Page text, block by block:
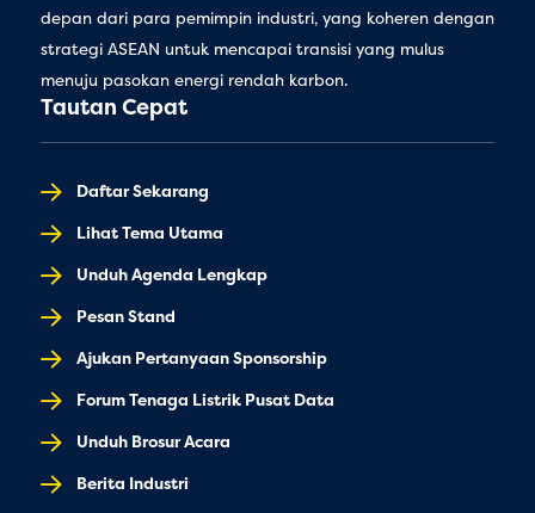
depan dari para pemimpin industri, yang koheren dengan
strategi ASEAN untuk mencapai transisi yang mulus
menuju pasokan energi rendah karbon.
Tautan Cepat
Daftar Sekarang
Lihat Tema Utama
Unduh Agenda Lengkap
Pesan Stand
Ajukan Pertanyaan Sponsorship
Forum Tenaga Listrik Pusat Data
Unduh Brosur Acara
Berita Industri